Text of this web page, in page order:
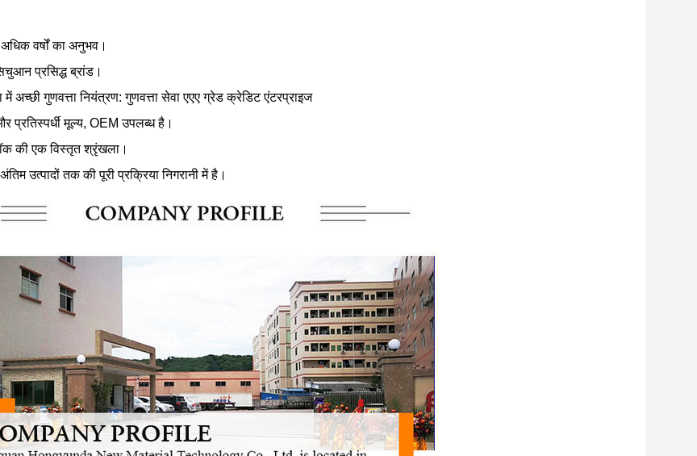
वर्षों का अनुभव।
प्रसिद्ध ब्रांड।
में अच्छी गुणवत्ता नियंत्रण: गुणवत्ता सेवा एएए ग्रेड क्रेडिट एंटरप्राइज
प्रतिस्पर्धी मूल्य, OEM उपलब्ध है।
की एक विस्तृत श्रृंखला।
उत्पादों तक की पूरी प्रक्रिया निगरानी में है।